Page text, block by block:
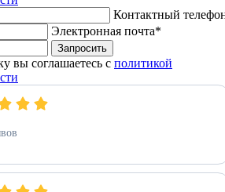
Контактный
Электронная почта*
Запросить
вы соглашаетесь с политикой